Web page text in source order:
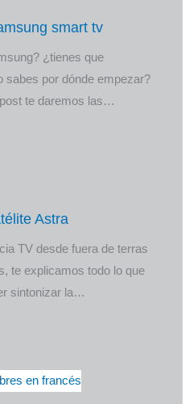
smart tv
¿tienes que
sabes por dónde empezar?
te daremos las…
Astra
TV desde fuera de terras
te explicamos todo lo que
sintonizar la…